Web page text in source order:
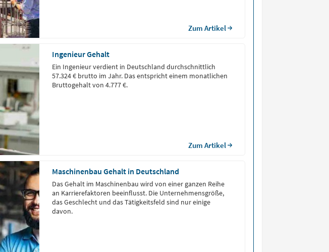
Zum Artikel
Ingenieur Gehalt
Ein Ingenieur verdient in Deutschland durchschnittlich
57.324 € brutto im Jahr. Das entspricht einem monatlichen
Bruttogehalt von 4.777 €.
Zum Artikel
Maschinenbau Gehalt in Deutschland
Das Gehalt im Maschinenbau wird von einer ganzen Reihe
an Karrierefaktoren beeinflusst. Die Unternehmensgröße,
das Geschlecht und das Tätigkeitsfeld sind nur einige
davon.